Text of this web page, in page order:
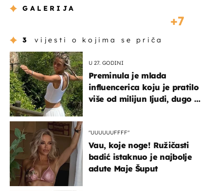
GALERIJA
7
3 vijesti o kojima se priča
U 27. GODINI
Preminula je mlada
influencerica koju je pratilo
više od milijun ljudi, dugo se
"UUUUUUFFFF"
Vau, koje noge! Ružičasti
badić istaknuo je najbolje
adute Maje Šuput